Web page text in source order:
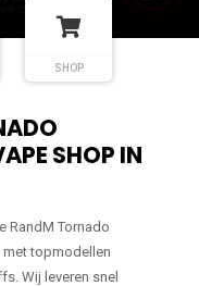
SHOP
SHOP IN
RandM Tornado
met topmodellen
Wij leveren snel